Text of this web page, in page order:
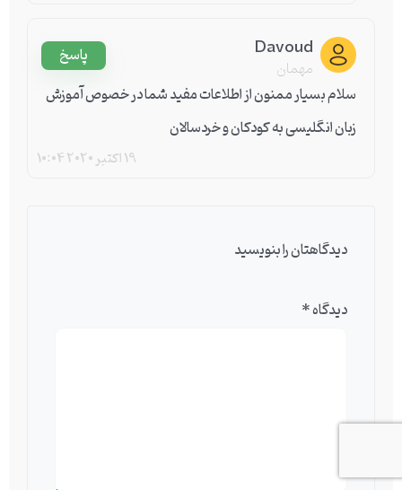
Davoud
مهمان
19 اکتبر 2020 10:04
سلام بسیار ممنون از اطلاعات مفید شما در خصوص آموزش
زبان انگلیسی به کودکان و خردسالان
پاسخ
دیدگاهتان را بنویسید
دیدگاه*